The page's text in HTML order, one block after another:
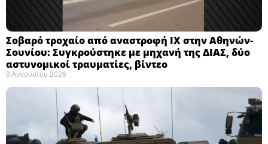
Σοβαρό τροχαίο από αναστροφή ΙΧ στην Αθηνών-
Σουνίου: Συγκρούστηκε με μηχανή της ΔΙΑΣ, δύο
αστυνομικοί τραυματίες, βίντεο
8 Αυγούστου 2026